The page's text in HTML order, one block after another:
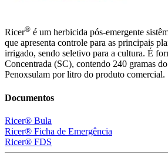
Ricer® é um herbicida pós-emergente
que apresenta controle para as principais
irrigado, sendo seletivo para a cultura. É
Concentrada (SC), contendo 240 gramas
Penoxsulam por litro do produto comercial.
Documentos
Ricer® Bula
Ricer® Ficha de Emergência
Ricer® FDS